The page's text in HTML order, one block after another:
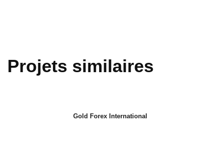
Projets similaires
Gold Forex International